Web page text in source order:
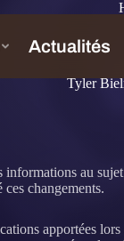
Tyler
au
changements.
apportées